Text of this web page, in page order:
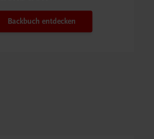
Backbuch entdecken